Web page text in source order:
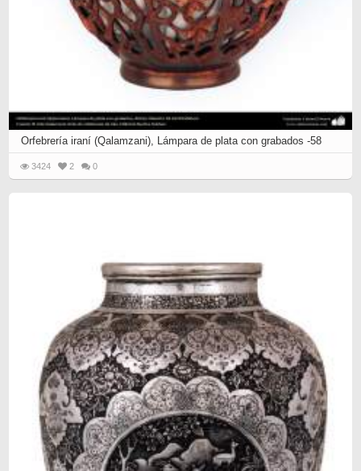
Orfebrería iraní (Qalamzani), Lámpara de plata con grabados -58
3424 2 0